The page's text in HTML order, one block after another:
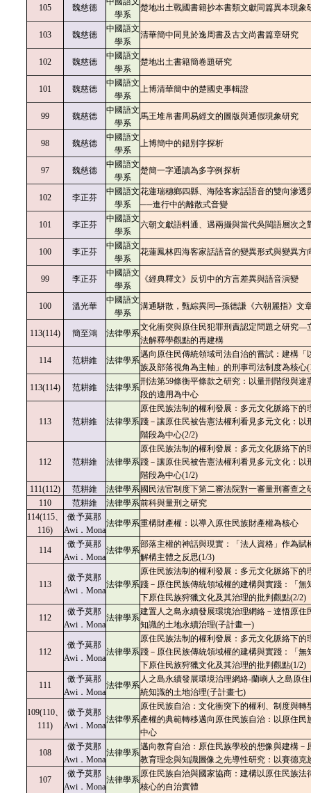
105 魏慈德
學系
楚地出土戰國書籍抄本書類文獻同篇異本現象
103 魏慈德
中國語文
學系
清華簡中同見於逸周書及古文尚書篇章研究
102 魏慈德
中國語文
學系
楚地出土書籍簡卷題研究
101 魏慈德
中國語文
學系
上博清華簡中的楚國史事輯證
99 魏慈德
中國語文
學系
馬王堆帛書周易經文的圖版與通假現象研究
98 魏慈德
中國語文
學系
上博簡中的錯別字探析
97 魏慈德
中國語文
學系
楚簡一字通讀為多字例探析
102 李正芬
中國語文
學系
花蓮瑞穗鄉四縣、海陸客家話語音的雙向滲透
──進行中的離散式音變
101 李正芬
中國語文
學系
六朝文獻語料通、遇兩攝與當代吳閩語層次之
100 李正芬
中國語文
學系
花蓮鳳林四海客家話語音的變異形式與變異方
99 李正芬
中國語文
學系
《經典釋文》反切中的方言差異與語音演變
100 溫光華
中國語文
學系
溝通駢散，甄綜異同─孫德謙《六朝麗指》文
113(114) 簡至鴻 法律學系
文化衝突與原住民犯罪刑責認定問題之研究—
法解釋學觀點的再建構
114 范耕維 法律學系
邁向原住民傳統領域司法自治的嘗試：建構「
族及部落視角為主軸」的刑事司法制度為核心
113(114) 范耕維 法律學系
刑法第59條衡平條款之研究：以量刑階段與違
段的適用為中心
113 范耕維 法律學系
原住民族法制的權利發展：多元文化脈絡下的
踐－讓原住民被告憲法權利看見多元文化：以
階段為中心(2/2)
112 范耕維 法律學系
原住民族法制的權利發展：多元文化脈絡下的
踐－讓原住民被告憲法權利看見多元文化：以
階段為中心(1/2)
111(112)
范耕維 法律學系 國民法官制度下第二審法院對一審量刑審查之
110
范耕維 法律學系前科與量刑之研究
114(115、
116)
傲予莫那
Awi．Mona
法律學系重構財產權：以導入原住民族財產權為核心
114
傲予莫那
Awi．Mona
法律學系
部落主權的神話與現實：「法人資格」作為賦
解構主體之反思(1/3)
113
傲予莫那
Awi．Mona
法律學系
原住民族法制的權利發展：多元文化脈絡下的
踐－原住民族傳統領域權的建構與實踐：「無
下原住民族狩獵文化及其治理的批判觀點(2/2)
112
傲予莫那
Awi．Mona
法律學系
建置人之島永續發展環境治理網絡－達悟原住
知識的土地永續治理(子計畫一)
112
傲予莫那
Awi．Mona
法律學系
原住民族法制的權利發展：多元文化脈絡下的
踐－原住民族傳統領域權的建構與實踐：「無
下原住民族狩獵文化及其治理的批判觀點(1/2)
111
傲予莫那
Awi．Mona
法律學系
人之島永續發展環境治理網絡-蘭嶼人之島原
統知識的土地治理(子計畫七)
109(110、
111)
傲予莫那
Awi．Mona
法律學系
原住民族自治：文化衝突下的權利、制度與轉
產權的典範轉移邁向原住民族自治：以原住民
中心
108
傲予莫那
Awi．Mona
法律學系
邁向教育自治：原住民族學校的想像與建構－
教育理念與知識圖像之先導性研究：以賽德克
107
傲予莫那
Awi．Mona
法律學系
原住民族自治與國家協商：建構以原住民族法
核心的自治實體